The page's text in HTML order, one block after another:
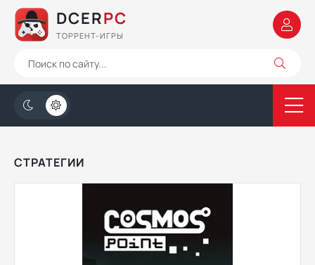
DCERPC
ТОРРЕНТ-ИГРЫ
СТРАТЕГИИ